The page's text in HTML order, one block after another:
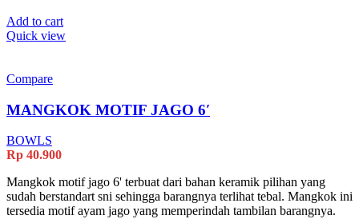
Add to cart
Quick view
Compare
MANGKOK MOTIF JAGO 6′
BOWLS
Rp 40.900
Mangkok motif jago 6' terbuat dari bahan keramik pilihan yang
sudah berstandart sni sehingga barangnya terlihat tebal. Mangkok ini
tersedia motif ayam jago yang memperindah tambilan barangnya.